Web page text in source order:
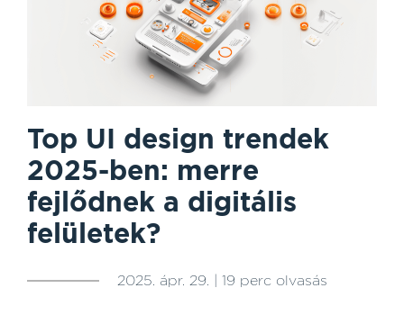
Top UI design trendek
2025-ben: merre
fejlődnek a digitális
felületek?
2025. ápr. 29. | 19 perc olvasás